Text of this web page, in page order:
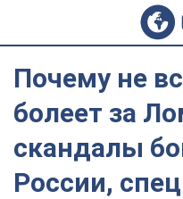
Почему не
болеет за
скандалы
России,